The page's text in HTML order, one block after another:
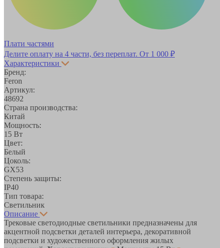
Плати частями
Делите оплату на 4 части, без переплат. От 1 000 ₽
Характеристики
Бренд:
Feron
Артикул:
48692
Страна производства:
Китай
Мощность:
15 Вт
Цвет:
Белый
Цоколь:
GX53
Степень защиты:
IP40
Тип товара:
Светильник
Описание
Трековые светодиодные светильники предназначены для
акцентной подсветки деталей интерьера, декоративной
подсветки и художественного оформления жилых